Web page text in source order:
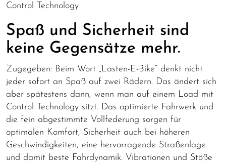
Control Technology
Spaß und Sicherheit sind
keine Gegensätze mehr.
Zugegeben: Beim Wort „Lasten-E-Bike“ denkt nicht
jeder sofort an Spaß auf zwei Rädern. Das ändert sich
aber spätestens dann, wenn man auf einem Load mit
Control Technology sitzt. Das optimierte Fahrwerk und
die fein abgestimmte Vollfederung sorgen für
optimalen Komfort, Sicherheit auch bei höheren
Geschwindigkeiten, eine hervorragende Straßenlage
und damit beste Fahrdynamik. Vibrationen und Stöße